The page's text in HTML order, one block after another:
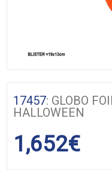
17457: GLOBO
HALLOWEEN
1,652€